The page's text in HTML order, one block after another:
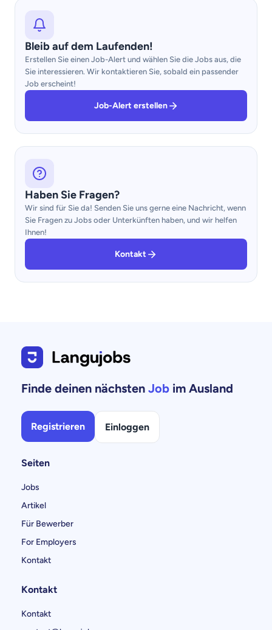
Bleib auf dem Laufenden!
Erstellen Sie einen Job-Alert und wählen Sie die Jobs aus, die
Sie interessieren. Wir kontaktieren Sie, sobald ein passender
Job erscheint!
Job-Alert erstellen
Haben Sie Fragen?
Wir sind für Sie da! Senden Sie uns gerne eine Nachricht, wenn
Sie Fragen zu Jobs oder Unterkünften haben, und wir helfen
Ihnen!
Kontakt
Finde deinen nächsten Job im Ausland
Registrieren Einloggen
Seiten
Jobs
Artikel
Für Bewerber
For Employers
Kontakt
Kontakt
Kontakt